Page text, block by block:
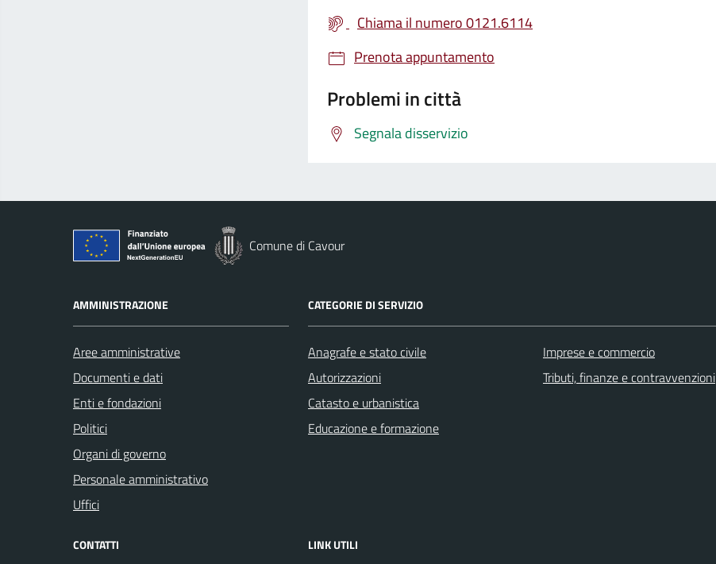
Chiama il numero 0121.6114
Prenota appuntamento
Problemi in città
Segnala disservizio
Comune di Cavour
AMMINISTRAZIONE
Aree amministrative
Documenti e dati
Enti e fondazioni
Politici
Organi di governo
Personale amministrativo
Uffici
CATEGORIE DI SERVIZIO
Anagrafe e stato civile
Autorizzazioni
Catasto e urbanistica
Educazione e formazione
Imprese e commercio
Tributi, finanze e contravvenzioni
CONTATTI LINK UTILI